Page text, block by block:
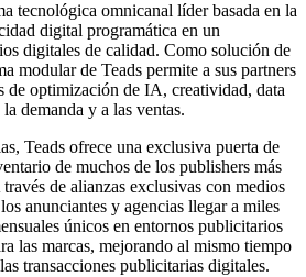
tecnológica omnicanal líder basada en la
digital programática en un
digitales de calidad. Como solución de
modular de Teads permite a sus partners
de optimización de IA, creatividad, data
demanda y a las ventas.
Teads ofrece una exclusiva puerta de
de muchos de los publishers más
de alianzas exclusivas con medios
anunciantes y agencias llegar a miles
únicos en entornos publicitarios
las marcas, mejorando al mismo tiempo
transacciones publicitarias digitales.